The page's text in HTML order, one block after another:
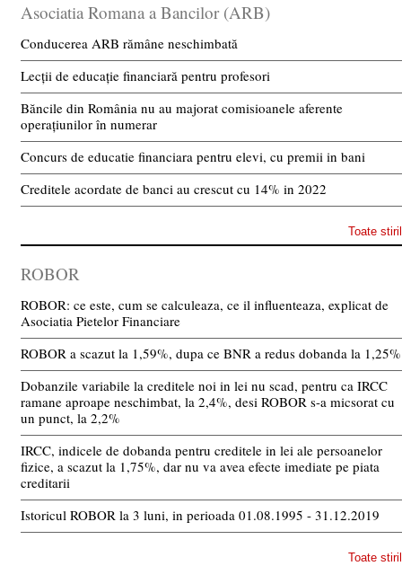
Asociatia Romana a Bancilor (ARB)
Conducerea ARB rămâne neschimbată
Lecții de educație financiară pentru profesori
Băncile din România nu au majorat comisioanele aferente
operațiunilor în numerar
Concurs de educatie financiara pentru elevi, cu premii in bani
Creditele acordate de banci au crescut cu 14% in 2022
Toate
ROBOR
ROBOR: ce este, cum se calculeaza, ce il influenteaza, explicat de
Asociatia Pietelor Financiare
ROBOR a scazut la 1,59%, dupa ce BNR a redus dobanda la 1,25%
Dobanzile variabile la creditele noi in lei nu scad, pentru ca IRCC
ramane aproape neschimbat, la 2,4%, desi ROBOR s-a micsorat cu
un punct, la 2,2%
IRCC, indicele de dobanda pentru creditele in lei ale persoanelor
fizice, a scazut la 1,75%, dar nu va avea efecte imediate pe piata
creditarii
Istoricul ROBOR la 3 luni, in perioada 01.08.1995 - 31.12.2019
Toate